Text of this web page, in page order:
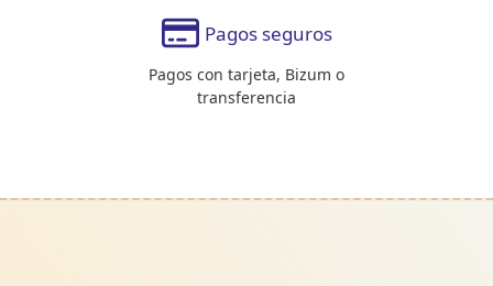
Pagos seguros
Pagos con tarjeta, Bizum o
transferencia